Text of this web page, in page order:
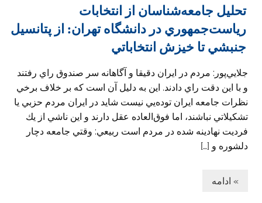
تحليل جامعه‌شناسان از انتخابات
رياست‌جمهوري در دانشگاه تهران: از پتانسيل
جنبشي تا خيزش انتخاباتي
جلايي‌پور: مردم در ايران دقيقا و آگاهانه سر صندوق راي رفتند
و با اين دقت راي دادند. اين به دليل آن است كه بر خلاف برخي
نظرات ‌جامعه ايران توده‌يي نيست شايد در ايران مردم حزبي يا
تشكيلاتي نباشند، ‌اما فوق‌العاده عقل دارند و اين ناشي از يك
فرديت نهادينه شده در مردم است ربيعي: وقتي جامعه دچار
دلشوره و […]
» ادامه